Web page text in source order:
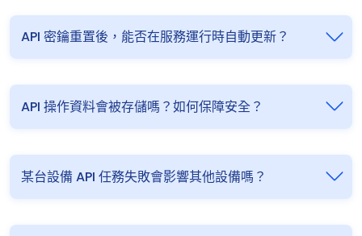
API 密鑰重置後，能否在服務運行時自動更新？
API 操作資料會被存儲嗎？如何保障安全？
某台設備 API 任務失敗會影響其他設備嗎？